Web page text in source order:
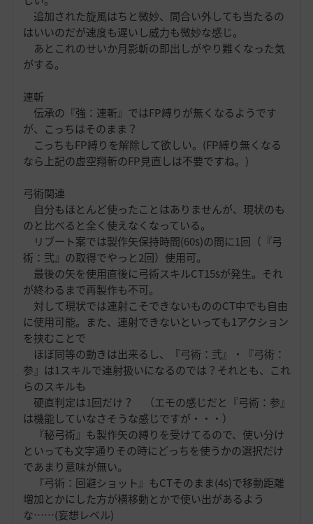
追加された旋風はちと微妙、間合い外しても当たるの
はいいのだが速度も遅いし威力も微妙な感じ。
あとこれのせいか月影斬の即出しがやり難くなった気
がする。
連斬
伝承の『強：連斬』ではFP縛りが無くなるようです
が、こっちはそのまま？
こっちもFP縛りを解除して欲しい。(FP縛り無くなる
なら上記の虚空翔斬のFP見直しは不要ですね。)
弓術関連
自分もほとんど使ったことはありませんが、現状のも
のと比べると全く使えなくなっている。
リブート案では製作矢保持時間(60s)の間に1回（『弓
術：弐』の取得でやっと2回）使用可。
最後の矢を使用直後に弓術スキルCT15sが発生。それ
が終わるまで再製作も不可。
対して現状では連射こそできないもののCT中でも自由
に使用可能。また、連射できないといっても1アクション
を挟むことで
ほぼ同等の動きは出来るし、『弓術：弐』・『弓術：
参』は1スキルで連射扱いになるのでは？それとも、これ
らのスキルも
硬直判定は1回だけ？ （エモの感じだと『弓術：参』
は機能していなさそうな感じですが・・・）
『秘弓術』も製作矢の縛りを受けてるので、使い分け
といっても文字通りその時にどっちを使うかの選択だけ
であまり意味が無い。
『弓術：回避ショット』もCTそのまま(4s)で移動距離
増加とかにした方が横移動とかで使い出があるよう
な……(妄想レベル)